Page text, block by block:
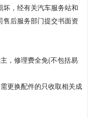
，经有关汽车服务站和
后服务部门提交书面资
，修理费全免(不包括易
更换配件的只收取相关成